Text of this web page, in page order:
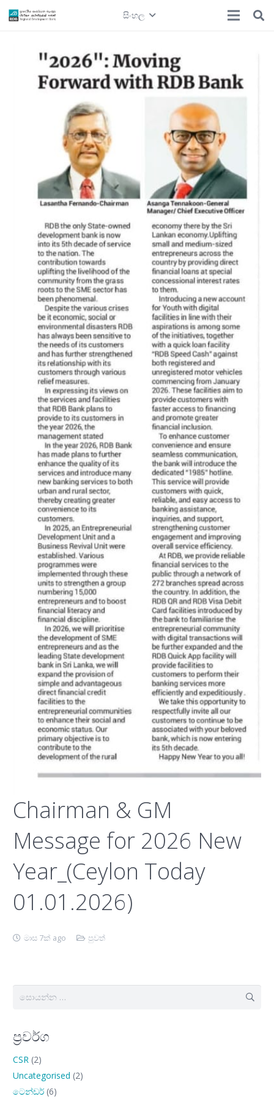
සිංහල
Chairman & GM
Message for 2026 New
Year_(Ceylon Today
01.01.2026)
මාස 7ක් ago පුවත්
සොයන්න:
ප්‍රවර්ග
CSR (2)
Uncategorised (2)
ටෙන්ඩර් (6)